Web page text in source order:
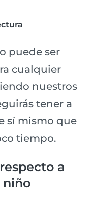
puede ser
cualquier
nuestros
tener a
sí mismo que
tiempo.
a
niño